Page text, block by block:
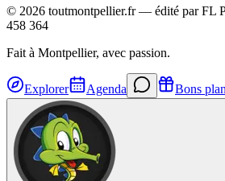
© 2026 toutmontpellier.fr — édité parFL
458 364
Fait à Montpellier, avec passion.
Explorer Agenda Bons